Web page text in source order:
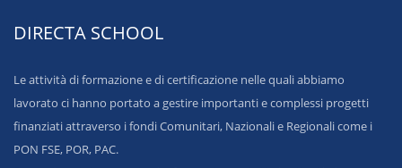
DIRECTA SCHOOL
Le attività di formazione e di certificazione nelle quali abbiamo
lavorato ci hanno portato a gestire importanti e complessi progetti
finanziati attraverso i fondi Comunitari, Nazionali e Regionali come i
PON FSE, POR, PAC.